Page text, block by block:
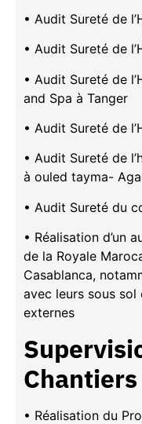
• Audit Sureté de
• Audit Sureté de
• Audit Sureté de
and Spa à Tanger
• Audit Sureté de
• Audit Sureté de
à ouled tayma-
• Audit Sureté du
• Réalisation d’un
de la Royale
Casablanca,
avec leurs sous
externes
Chantiers
• Réalisation du